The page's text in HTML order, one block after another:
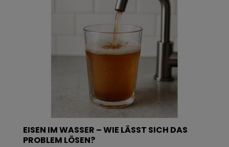
EISEN IM WASSER – WIE LÄSST SICH DAS
PROBLEM LÖSEN?